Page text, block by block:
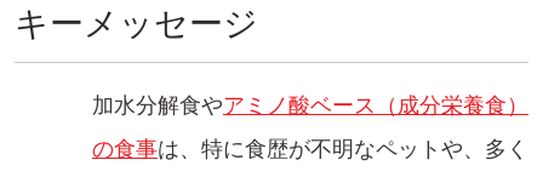
キーメッセージ
加水分解食やアミノ酸ベース（成分栄養食）
の食事は、特に食歴が不明なペットや、多く